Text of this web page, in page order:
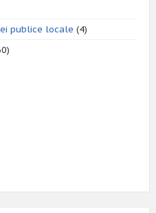
publice locale (4)